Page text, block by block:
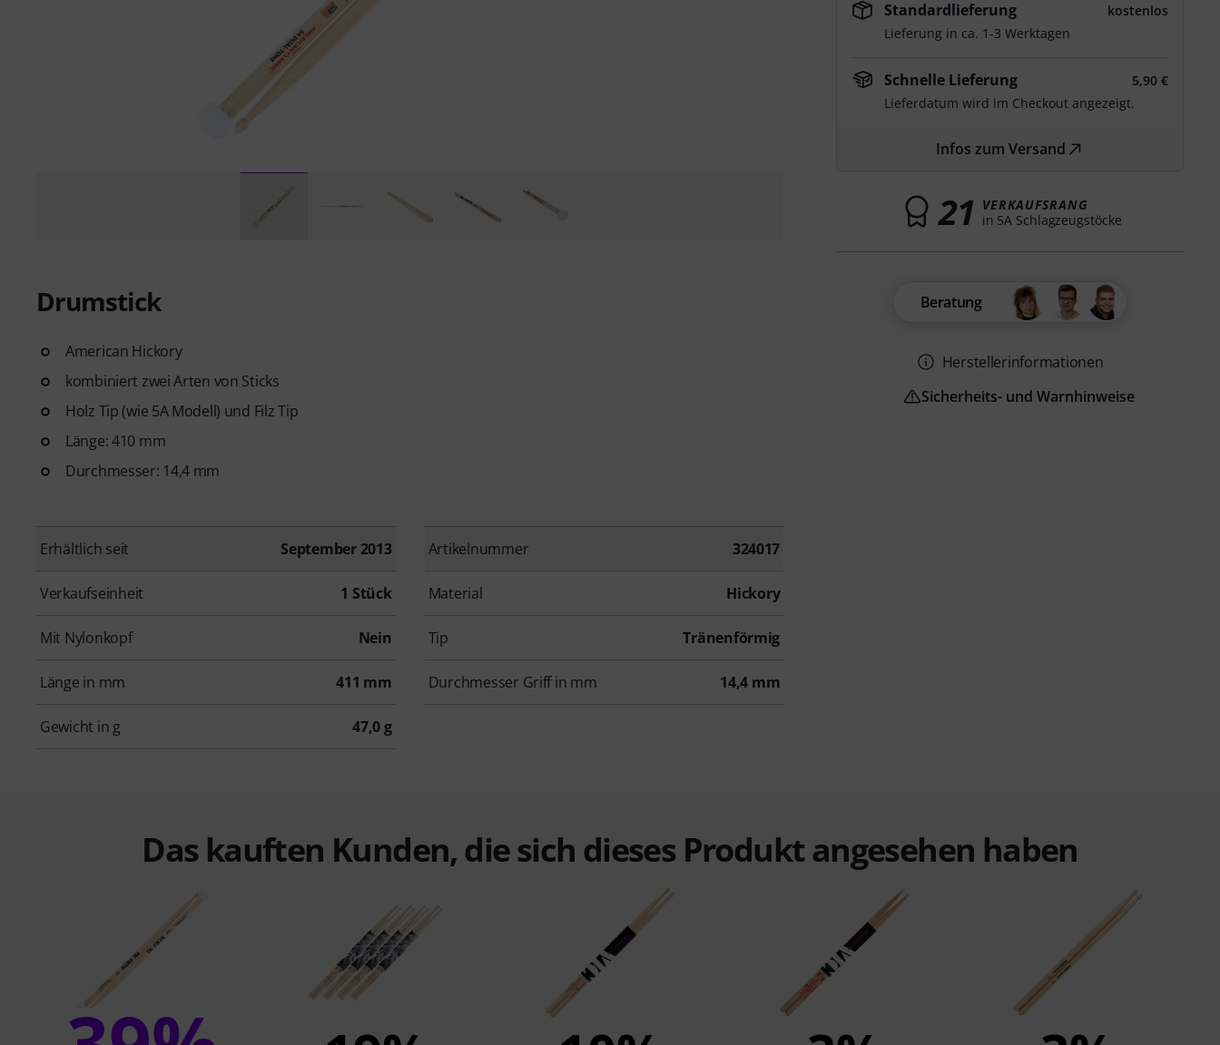
Drumstick
American Hickory
kombiniert zwei Arten von Sticks
Holz Tip (wie 5A Modell) und Filz Tip
Länge: 410 mm
Durchmesser: 14,4 mm
Erhältlich seit September 2013 Artikelnummer 324017
Verkaufseinheit 1 Stück Material Hickory
Mit Nylonkopf Nein Tip Tränenförmig
Länge in mm 411 mm Durchmesser Griff in mm 14,4 mm
Gewicht in g 47,0 g
Standardlieferung
kostenlos
Lieferung in ca. 1-3 Werktagen
Schnelle Lieferung
5,90 €
Lieferdatum wird im Checkout angezeigt.
Infos zum Versand
21 VERKAUFSRANG
in 5A Schlagzeugstöcke
Beratung
Herstellerinformationen
Sicherheits- und Warnhinweise
Das kauften Kunden, die sich dieses Produkt angesehen haben